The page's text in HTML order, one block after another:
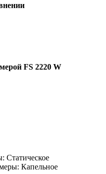
FS 2220 W
Статическое
Капельное